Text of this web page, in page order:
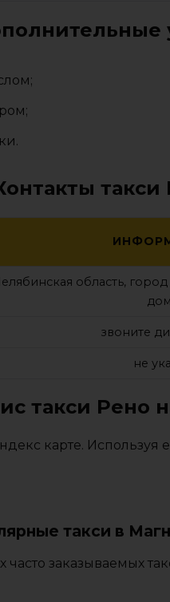
такси
область,
звоните
не
такси Рено
карте. Используя
такси в
заказываемых